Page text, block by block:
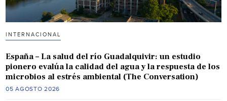
INTERNACIONAL
España – La salud del río Guadalquivir: un estudio
pionero evalúa la calidad del agua y la respuesta de los
microbios al estrés ambiental (The Conversation)
05 AGOSTO 2026